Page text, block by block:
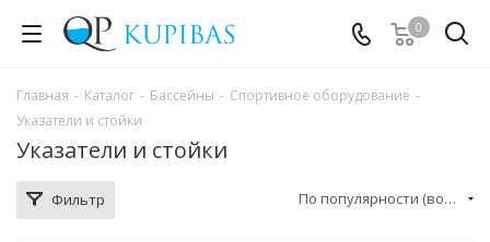
0
Главная - Каталог - Бассейны - Спортивное оборудование -
Указатели и стойки
Указатели и стойки
Фильтр По популярности (возрастание)